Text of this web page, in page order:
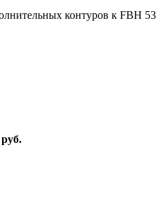
контуров к FBH 53
руб.